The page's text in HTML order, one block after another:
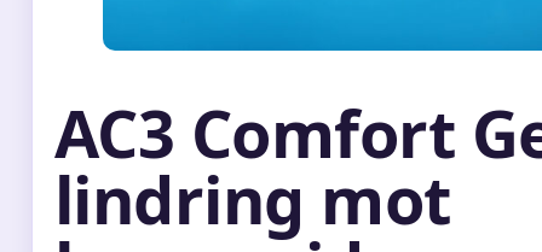
AC3 Comfort
lindring mot